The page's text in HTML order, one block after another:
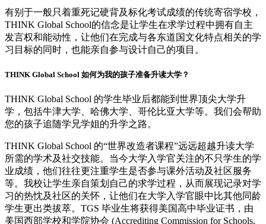
有别于一般只着重死记硬背及标化考试成绩的传统寄宿学校，
THINK Global School的信念是让学生在求学过程中拥有自主
发言权和能动性，让他们在完成与各东道国文化特点相关的学
习目标的同时，也能亲自参与设计自己的项目。
THINK Global School 如何为我的孩子准备升读大学？
THINK Global School 的学生毕业后都能到世界顶尖大学升
学，包括牛津大学、哈佛大学、哥伦比亚大学等。我们会帮助
您的孩子追随学兄学姐的升学之路。
THINK Global School 的“世界改造者课程”远远超越升读大学
所需的学术及社交技能。当今大学入学官关注的不只学生的学
业成绩，他们往往更注重学生是否参与课外活动及社区服务
等。我校让学生亲自策划自己的求学过程，从而展现记录对学
习的热忱及社区的关怀，让他们在大学入学官眼中比其他同龄
学生更出类拔萃。TGS 毕业生将获得美国高中毕业证书，由
美国西部学校和学院协会 (Accrediting Commission for Schools,